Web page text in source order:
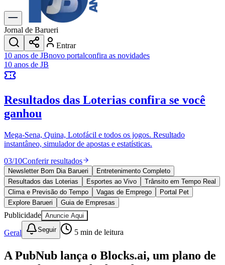
Trânsito e Rotas
Dia a Dia & Lazer
Transportes
Gastronomia
Cinema & Shows
JogosNovo
Anuncie no Portal
Cadastrar Empresa
Divulgar Vagas
Política
Esportes
Saúde
Segurança
Cultura
Meio Ambiente
Obras
Educação
Bairros de Barueri
Selecione sua regiãoPara notícias da sua região
Jornal de Barueri
Entrar
10 anos de JBnovo portalconfira as novidades
10 anos de JB
Resultados das Loterias confira se você
ganhou
Mega-Sena, Quina, Lotofácil e todos os jogos. Resultado
instantâneo, simulador de apostas e estatísticas.
03/10Conferir resultados
Newsletter Bom Dia Barueri
Entretenimento Completo
Resultados das Loterias
Esportes ao Vivo
Trânsito em Tempo Real
Clima e Previsão do Tempo
Vagas de Emprego
Portal Pet
Explore Barueri
Guia de Empresas
Publicidade Anuncie Aqui
Geral Seguir 5 min de leitura
A PubNub lança o Blocks.ai, um plano de